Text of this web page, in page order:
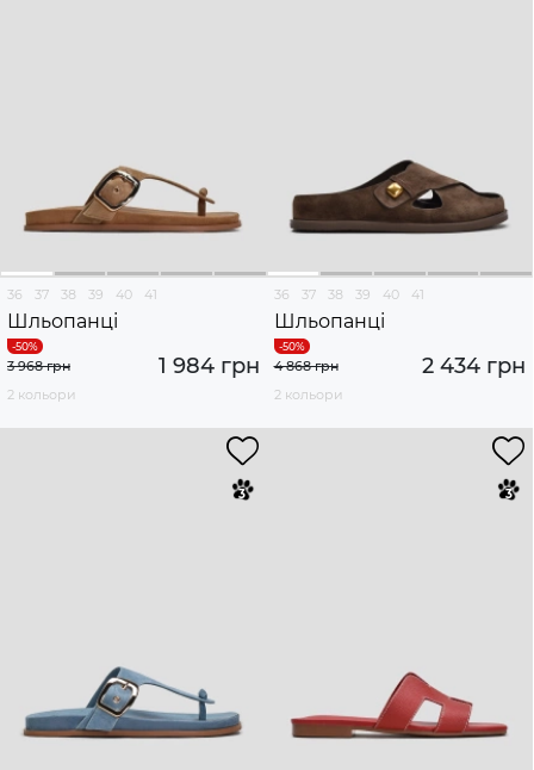
36 37 38 39 40 41
Шльопанці
1 984 грн
3 968 грн
2 кольори
36 37 38 39 40 41
Шльопанці
2 434 грн
4 868 грн
2 кольори